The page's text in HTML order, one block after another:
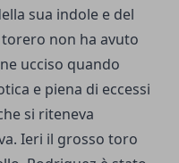
sua indole e del
non ha avuto
ucciso quando
e piena di eccessi
si riteneva
Ieri il grosso toro